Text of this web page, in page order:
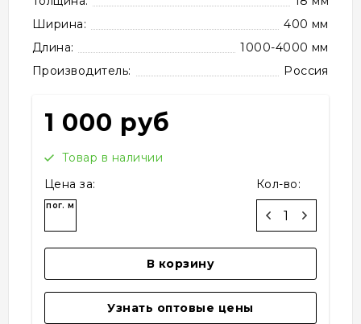
Ширина:
400 мм
Длина:
1000-4000 мм
Производитель:
Россия
1 000 руб
Товар в наличии
Цена за:
пог. м
Кол-во:
В корзину
Узнать оптовые цены